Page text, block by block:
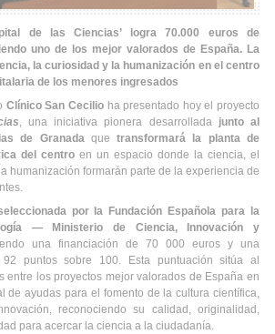
de las Ciencias’ logra 70.000 euros de
uno de los mejor valorados de España. La
la curiosidad y la humanización en el centro
de los menores ingresados
Clínico San Cecilio ha presentado hoy el proyecto
, una iniciativa pionera desarrolladajunto al
de Granada quetransformará la planta de
del centro en un espacio donde la ciencia, el
humanización formarán parte de la experiencia de
por la Fundación Española para la
— Ministerio de Ciencia, Innovación y
una financiación de 70 000 euros y una
puntos sobre 100. Esta puntuación sitúa al
entre los proyectos mejor valorados de España en
de ayudas para el fomento de la cultura científica,
reconociendo su calidad, originalidad,
para acercar la ciencia a la ciudadanía.